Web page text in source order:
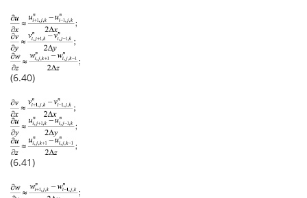
(6.40)
(6.41)